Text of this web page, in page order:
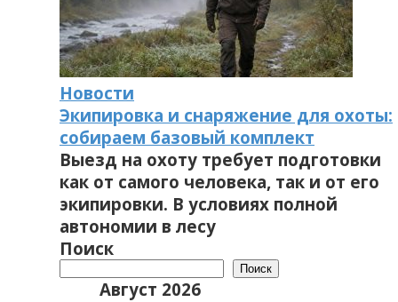
Новости
Экипировка и снаряжение для охоты:
собираем базовый комплект
Выезд на охоту требует подготовки
как от самого человека, так и от его
экипировки. В условиях полной
автономии в лесу
Поиск
Поиск
Август 2026